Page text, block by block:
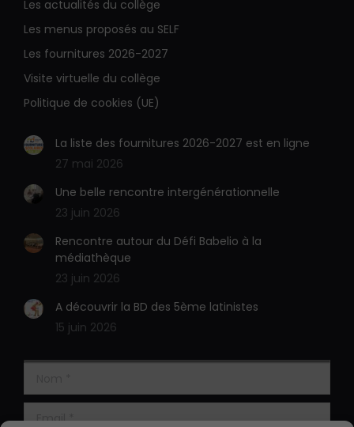
mail
s'ouvre
dans
une
fenêtre
Web
s'ouvre
dans
une
fenêtre
Les actualités du collège
Les menus proposés au SELF
Les fournitures 2026-2027
Visite virtuelle du collège
Politique de cookies (UE)
La liste des fournitures 2026-2027 est en ligne
27 mai 2026
Une belle rencontre intergénérationnelle
23 juin 2026
Rencontre autour du Défi Babelio à la
médiathèque
23 juin 2026
A découvrir la BD des 5ème latinistes
15 juin 2026